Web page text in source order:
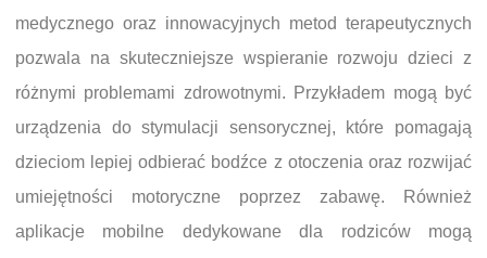
medycznego oraz innowacyjnych metod terapeutycznych
pozwala na skuteczniejsze wspieranie rozwoju dzieci z
różnymi problemami zdrowotnymi. Przykładem mogą być
urządzenia do stymulacji sensorycznej, które pomagają
dzieciom lepiej odbierać bodźce z otoczenia oraz rozwijać
umiejętności motoryczne poprzez zabawę. Również
aplikacje mobilne dedykowane dla rodziców mogą